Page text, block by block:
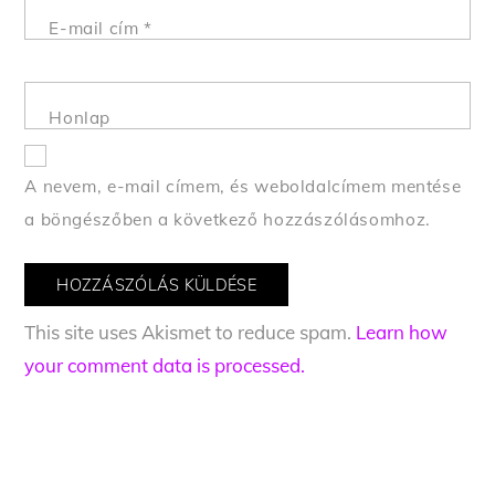
E-mail cím*
Honlap
A nevem, e-mail címem, és weboldalcímem mentése
a böngészőben a következő hozzászólásomhoz.
This site uses Akismet to reduce spam. Learn how
your comment data is processed.